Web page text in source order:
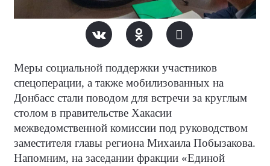
Меры социальной поддержки участников
спецоперации, а также мобилизованных на
Донбасс стали поводом для встречи за круглым
столом в правительстве Хакасии
межведомственной комиссии под руководством
заместителя главы региона Михаила Побызакова.
Напомним, на заседании фракции «Единой